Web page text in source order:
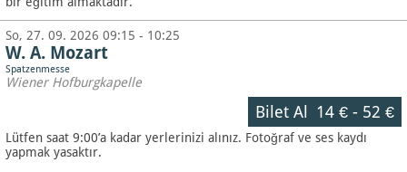
So, 27. 09. 2026 09:15 - 10:25
W. A. Mozart
Spatzenmesse
Wiener Hofburgkapelle
Bilet Al 14 €- 52 €
Lütfen saat 9:00’a kadar yerlerinizi alınız. Fotoğraf ve ses kaydı
yapmak yasaktır.